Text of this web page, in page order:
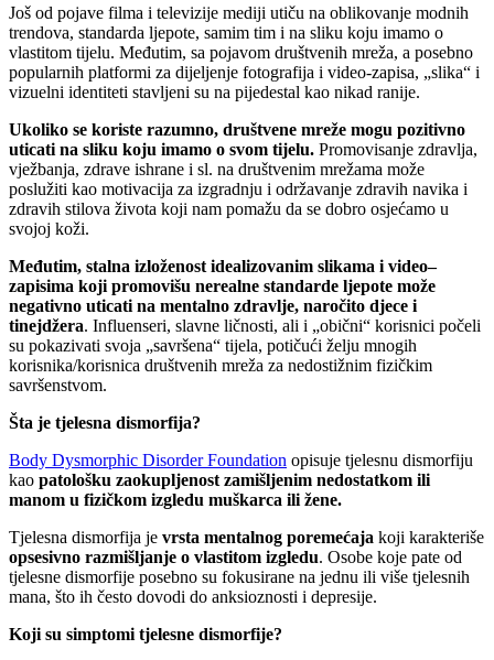
Još od pojave filma i televizije mediji utiču na oblikovanje modnih
trendova, standarda ljepote, samim tim i na sliku koju imamo o
vlastitom tijelu. Međutim, sa pojavom društvenih mreža, a posebno
popularnih platformi za dijeljenje fotografija i video-zapisa, „slika“ i
vizuelni identiteti stavljeni su na pijedestal kao nikad ranije.
Ukoliko se koriste razumno, društvene mreže mogu pozitivno
uticati na sliku koju imamo o svom tijelu. Promovisanje zdravlja,
vježbanja, zdrave ishrane i sl. na društvenim mrežama može
poslužiti kao motivacija za izgradnju i održavanje zdravih navika i
zdravih stilova života koji nam pomažu da se dobro osjećamo u
svojoj koži.
Međutim, stalna izloženost idealizovanim slikama i video–
zapisima koji promovišu nerealne standarde ljepote može
negativno uticati na mentalno zdravlje, naročito djece i
tinejdžera. Influenseri, slavne ličnosti, ali i „obični“ korisnici počeli
su pokazivati svoja „savršena“ tijela, potičući želju mnogih
korisnika/korisnica društvenih mreža za nedostižnim fizičkim
savršenstvom.
Šta je tjelesna dismorfija?
Body Dysmorphic Disorder Foundation opisuje tjelesnu dismorfiju
kao patološku zaokupljenost zamišljenim nedostatkom ili
manom u fizičkom izgledu muškarca ili žene.
Tjelesna dismorfija je vrsta mentalnog poremećaja koji karakteriše
opsesivno razmišljanje o vlastitom izgledu. Osobe koje pate od
tjelesne dismorfije posebno su fokusirane na jednu ili više tjelesnih
mana, što ih često dovodi do anksioznosti i depresije.
Koji su simptomi tjelesne dismorfije?